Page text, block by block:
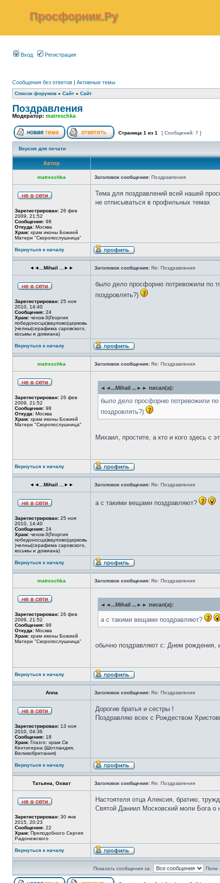
Просфорник.Ру
Вход Регистрация
Сообщения без ответов | Активные темы
Список форумов » Сайт » Сайт
Поздравления
Модератор: matreschka
Страница 1 из 1 [ Сообщений: 7 ]
Версия для печати
Автор
matreschka Заголовок сообщения: Поздравления
Зарегистрирован: 26 фев
2009, 21:52
Сообщения: 98
Откуда: Москва
Храм: храм иконы Божией
Матери "Скоропослушница"
Тема для поздравлений всей нашей
не отписываться в профильных темах
Вернуться к началу
◄◄...Mihail ...►► Заголовок сообщения: Re: Поздравления
Зарегистрирован: 25 ноя
2010, 14:40
Сообщения: 24
Храм: чехов-3(Георгия
победоносца)ваулово(церковь
)челны(серафима саровского,
косьмы и домиана)
было дело просфорню потревожили по
поздровлять?)
Вернуться к началу
matreschka Заголовок сообщения: Re: Поздравления
Зарегистрирован: 26 фев
2009, 21:52
Сообщения: 98
Откуда: Москва
Храм: храм иконы Божией
Матери "Скоропослушница"
◄◄...Mihail ...►► писал(а):
было дело просфорню потревожили
поздровлять?)
Михаил, простите, а кто и кого здесь с
Вернуться к началу
◄◄...Mihail ...►► Заголовок сообщения: Re: Поздравления
Зарегистрирован: 25 ноя
2010, 14:40
Сообщения: 24
Храм: чехов-3(Георгия
победоносца)ваулово(церковь
)челны(серафима саровского,
косьмы и домиана)
а с такими вещами поздравляют?
Вернуться к началу
matreschka Заголовок сообщения: Re: Поздравления
Зарегистрирован: 26 фев
2009, 21:52
Сообщения: 98
Откуда: Москва
Храм: храм иконы Божией
Матери "Скоропослушница"
◄◄...Mihail ...►► писал(а):
а с такими вещами поздравляют?
обычно поздравляют с: Днем рождения,
Вернуться к началу
Anna Заголовок сообщения: Re: Поздравления
Зарегистрирован: 13 ноя
2010, 04:36
Сообщения: 18
Храм: Глазго: храм Cв
Кентигерна (Шотландия,
Великобритания)
Дорогие братья и сестры !
Поздравляю всех с Рождеством
Вернуться к началу
Татьяна, Охват Заголовок сообщения: Re: Поздравления
Зарегистрирован: 30 янв
2015, 20:23
Сообщения: 22
Храм: Преподобного Сергия
Радонежского
Настоятеля отца Алексия, братию,
Святой Даниил Московский моли Бога о
Вернуться к началу
Показать сообщения за: Поле